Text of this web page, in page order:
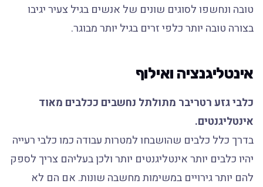
טובה ונחשפו לסוגים שונים של אנשים בגיל צעיר יגיבו
בצורה טובה יותר כלפי זרים בגיל יותר מבוגר.
אינטליגנציה ואילוף
כלבי גזע רטריבר מתולתל נחשבים ככלבים מאוד
אינטליגנטים.
בדרך כלל כלבים שהושבחו למטרות עבודה כמו כלבי רעייה
יהיו כלבים יותר אינטליגנטים יותר ולכן בעליהם צריך לספק
להם יותר גירויים במשימות מחשבה שונות. אם הם לא